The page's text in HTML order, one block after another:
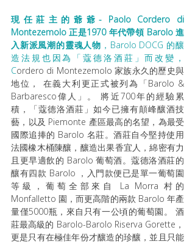
現任莊主的爺爺- Paolo Cordero di
Montezemolo 正是1970 年代帶領 Barolo 進
入新派風潮的靈魂人物 ，Barolo DOCG 的釀
造法規也因為「蔻德洛酒莊」而改變，
Cordero di Montezemolo 家族永久的歷史與
地位， 在義大利更正式被列為「Barolo &
Barbaresco偉人」。 將近700年的經驗累
積，「蔻德洛酒莊」如今已擁有顛峰釀酒技
藝，以及 Piemonte 產區最高的名望，為最受
國際追捧的 Barolo 名莊。酒莊自今堅持使用
法國橡木桶陳釀，釀造出果香宜人，綿密有力
且更早適飲的 Barolo 葡萄酒。蔻德洛酒莊的
釀有四款 Barolo ，入門款便已是單一葡萄園
等級，葡萄全部來自 La Morra 村的
Monfalletto 園，而更高階的兩款 Barolo 年產
量僅5000瓶，來自只有一公頃的葡萄園。 酒
莊最高級的 Barolo-Barolo Riserva Gorette，
更是只有在極佳年份才釀造的珍釀，並且只能